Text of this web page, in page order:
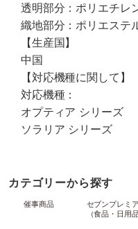
透明部分：ポリエチレ
織地部分：ポリエステ
【生産国】
中国
【対応機種に関して】
対応機種：
オプティア シリーズ
ソラリア シリーズ
カテゴリーから探す
催事商品
セブンプレミ
（食品・日用品